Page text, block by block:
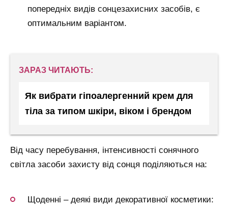
попередніх видів сонцезахисних засобів, є
оптимальним варіантом.
ЗАРАЗ ЧИТАЮТЬ:
Як вибрати гіпоалергенний крем для
тіла за типом шкіри, віком і брендом
Від часу перебування, інтенсивності сонячного
світла засоби захисту від сонця поділяються на:
Щоденні – деякі види декоративної косметики: